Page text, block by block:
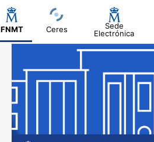
FNMT Ceres
Sede
Electrónica
Mostrar/Ocultar